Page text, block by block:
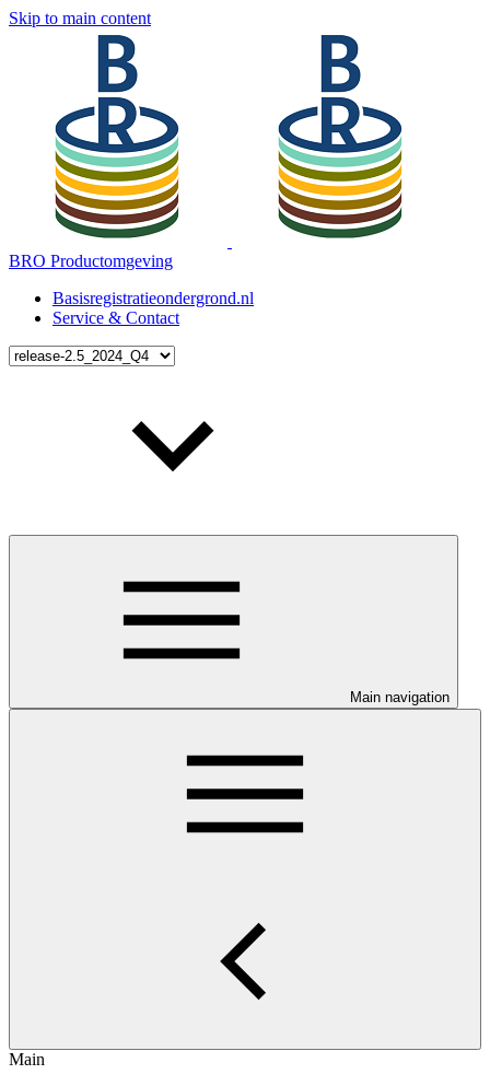
Skip to main content
BRO Productomgeving
Basisregistratieondergrond.nl
Service & Contact
Main navigation
Main